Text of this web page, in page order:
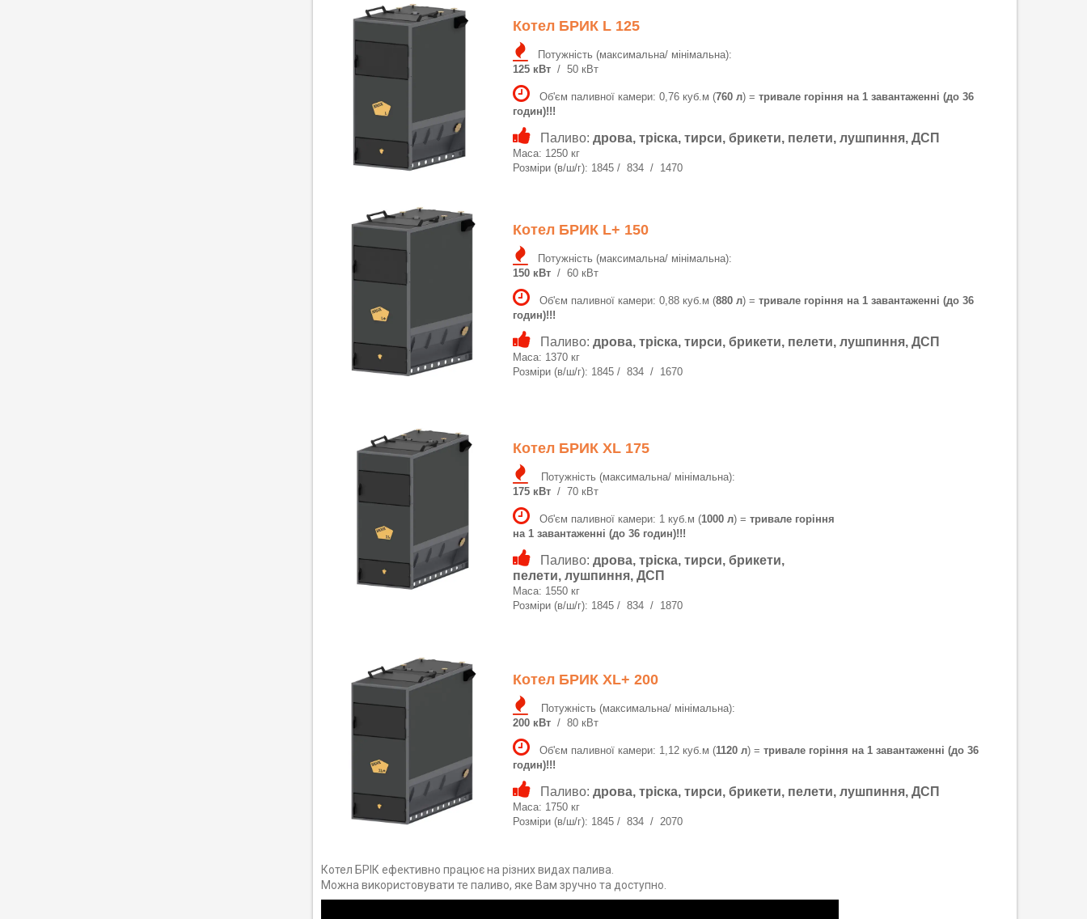
Котел БРИК L 125
Потужність (максимальна/ мінімальна):
125 кВт / 50 кВт
Об'єм паливної камери: 0,76 куб.м (760 л) = тривале горіння на 1 завантаженні (до 36
годин)!!!
Паливо: дрова, тріска, тирси, брикети, пелети, лушпиння, ДСП
Маса: 1250 кг
Розміри (в/ш/г): 1845 / 834 / 1470
Котел БРИК L+ 150
Потужність (максимальна/ мінімальна):
150 кВт / 60 кВт
Об'єм паливної камери: 0,88 куб.м (880 л) = тривале горіння на 1 завантаженні (до 36
годин)!!!
Паливо: дрова, тріска, тирси, брикети, пелети, лушпиння, ДСП
Маса: 1370 кг
Розміри (в/ш/г): 1845 / 834 / 1670
Котел БРИК XL 175
Потужність (максимальна/ мінімальна):
175 кВт / 70 кВт
Об'єм паливної камери: 1 куб.м (1000 л) = тривале горіння
на 1 завантаженні (до 36 годин)!!!
Паливо: дрова, тріска, тирси, брикети,
пелети, лушпиння, ДСП
Маса: 1550 кг
Розміри (в/ш/г): 1845 / 834 / 1870
Котел БРИК XL+ 200
Потужність (максимальна/ мінімальна):
200 кВт / 80 кВт
Об'єм паливної камери: 1,12 куб.м (1120 л) = тривале горіння на 1 завантаженні (до 36
годин)!!!
Паливо: дрова, тріска, тирси, брикети, пелети, лушпиння, ДСП
Маса: 1750 кг
Розміри (в/ш/г): 1845 / 834 / 2070
Котел БРІК ефективно працює на різних видах палива.
Можна використовувати те паливо, яке Вам зручно та доступно.